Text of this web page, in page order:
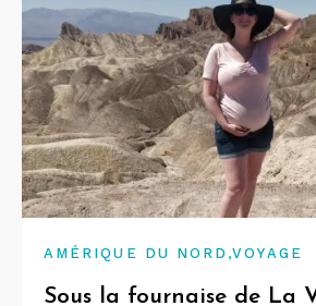
AMÉRIQUE DU NORD ,VOYAGE
Sous la fournaise de La